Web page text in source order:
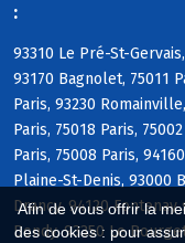
Afin de vous offrir la
des cookies : pour
:
93310 Le Pré-St-
93170 Bagnolet, 75011
Paris, 93230
Paris, 75018 Paris,
Paris, 75008 Paris,
Plaine-St-Denis, 93000
Drancy, 94120
Bondy, 93350 Le